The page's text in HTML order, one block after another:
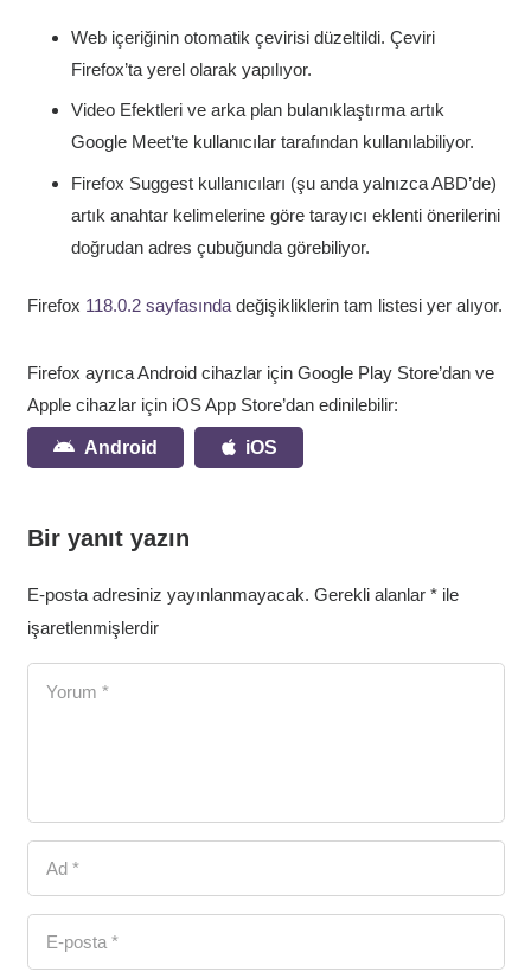
Web içeriğinin otomatik çevirisi düzeltildi. Çeviri
Firefox’ta yerel olarak yapılıyor.
Video Efektleri ve arka plan bulanıklaştırma artık
Google Meet’te kullanıcılar tarafından kullanılabiliyor.
Firefox Suggest kullanıcıları (şu anda yalnızca ABD’de)
artık anahtar kelimelerine göre tarayıcı eklenti önerilerini
doğrudan adres çubuğunda görebiliyor.
Firefox 118.0.2 sayfasındadeğişikliklerin tam listesi yer alıyor.
Firefox ayrıca Android cihazlar için Google Play Store’dan ve
Apple cihazlar için iOS App Store’dan edinilebilir:
Android iOS
Bir yanıt yazın
E-posta adresiniz yayınlanmayacak. Gerekli alanlar *ile
işaretlenmişlerdir